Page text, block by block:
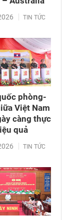
TIN TỨC
phòng-
Việt Nam
càng thực
quả
TIN TỨC